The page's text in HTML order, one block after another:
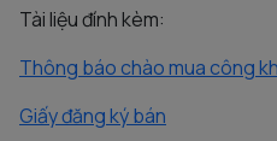
Tài liệu đính kèm:
Thông báo chào mua công
Giấy đăng ký bán